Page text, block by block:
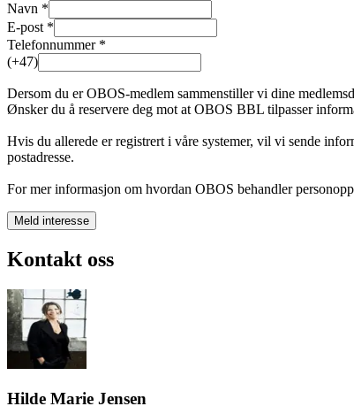
Navn *
E-post *
Telefonnummer *
(+47)
Dersom du er OBOS-medlem sammenstiller vi dine
Ønsker du å reservere deg mot at OBOS BBL tilpasser
Hvis du allerede er registrert i våre systemer, vil vi sende
postadresse.
For mer informasjon om hvordan OBOS behandler
Meld interesse
Kontakt oss
Hilde Marie Jensen